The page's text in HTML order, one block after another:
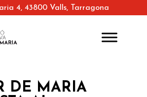
4, 43800 Valls, Tarragona
DE MARIA